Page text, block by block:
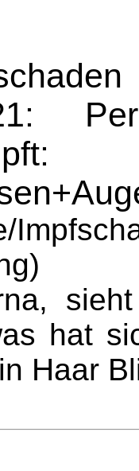
hat
Haar